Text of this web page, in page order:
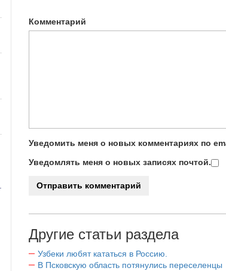
Комментарий
Уведомить меня о новых комментариях по
Уведомлять меня о новых записях почтой.
Другие статьи раздела
Узбеки любят кататься в Россию.
В Псковскую область потянулись переселенцы